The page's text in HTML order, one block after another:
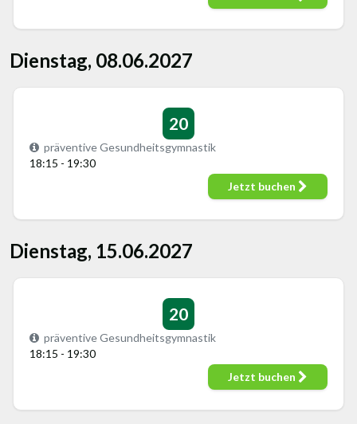
Dienstag, 08.06.2027
20
präventive Gesundheitsgymnastik
18:15 - 19:30
Jetzt buchen
Dienstag, 15.06.2027
20
präventive Gesundheitsgymnastik
18:15 - 19:30
Jetzt buchen